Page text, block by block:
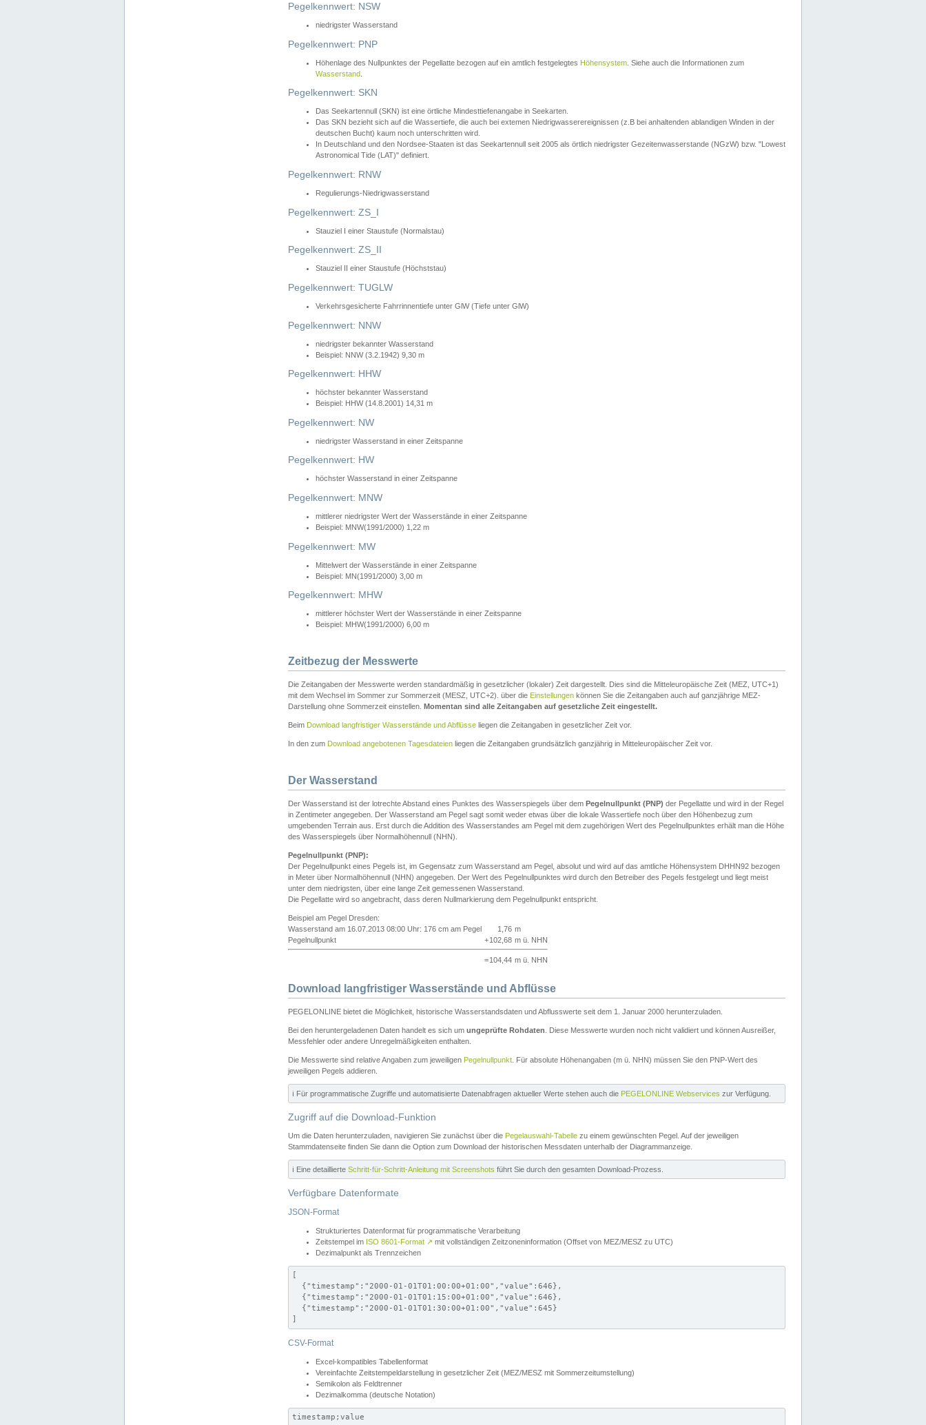
Pegelkennwert: NSW
niedrigster Wasserstand
Pegelkennwert: PNP
Höhenlage des Nullpunktes der Pegellatte bezogen auf ein amtlich festgelegtes Höhensystem . Siehe auch die Informationen zum
Wasserstand
Pegelkennwert: SKN
Das Seekartennull (SKN) ist eine örtliche Mindesttiefenangabe in Seekarten.
Das SKN bezieht sich auf die Wassertiefe, die auch bei extemen Niedrigwasserereignissen (z.B bei anhaltenden ablandigen Winden in der
deutschen Bucht) kaum noch unterschritten wird.
In Deutschland und den Nordsee-Staaten ist das Seekartennull seit 2005 als örtlich niedrigster Gezeitenwasserstande (NGzW) bzw. "Lowest
Astronomical Tide (LAT)" definiert.
Pegelkennwert: RNW
Regulierungs-Niedrigwasserstand
Pegelkennwert: ZS_I
Stauziel I einer Staustufe (Normalstau)
Pegelkennwert: ZS_II
Stauziel II einer Staustufe (Höchststau)
Pegelkennwert: TUGLW
Verkehrsgesicherte Fahrrinnentiefe unter GlW (Tiefe unter GlW)
Pegelkennwert: NNW
niedrigster bekannter Wasserstand
Beispiel: NNW (3.2.1942) 9,30 m
Pegelkennwert: HHW
höchster bekannter Wasserstand
Beispiel: HHW (14.8.2001) 14,31 m
Pegelkennwert: NW
niedrigster Wasserstand in einer Zeitspanne
Pegelkennwert: HW
höchster Wasserstand in einer Zeitspanne
Pegelkennwert: MNW
mittlerer niedrigster Wert der Wasserstände in einer Zeitspanne
Beispiel: MNW(1991/2000) 1,22 m
Pegelkennwert: MW
Mittelwert der Wasserstände in einer Zeitspanne
Beispiel: MN(1991/2000) 3,00 m
Pegelkennwert: MHW
mittlerer höchster Wert der Wasserstände in einer Zeitspanne
Beispiel: MHW(1991/2000) 6,00 m
Zeitbezug der Messwerte
Die Zeitangaben der Messwerte werden standardmäßig in gesetzlicher (lokaler) Zeit dargestellt. Dies sind die Mitteleuropäische Zeit (MEZ, UTC+1)
mit dem Wechsel im Sommer zur Sommerzeit (MESZ, UTC+2). über die Einstellungen können Sie die Zeitangaben auch auf ganzjährige MEZ-
Darstellung ohne Sommerzeit einstellen. Momentan sind alle Zeitangaben auf gesetzliche Zeit eingestellt.
Beim Download langfristiger Wasserstände und Abflüsse liegen die Zeitangaben in gesetzlicher Zeit vor.
In den zum Download angebotenen Tagesdateien liegen die Zeitangaben grundsätzlich ganzjährig in Mitteleuropäischer Zeit vor.
Der Wasserstand
Der Wasserstand ist der lotrechte Abstand eines Punktes des Wasserspiegels über dem Pegelnullpunkt (PNP) der Pegellatte und wird in der Regel
in Zentimeter angegeben. Der Wasserstand am Pegel sagt somit weder etwas über die lokale Wassertiefe noch über den Höhenbezug zum
umgebenden Terrain aus. Erst durch die Addition des Wasserstandes am Pegel mit dem zugehörigen Wert des Pegelnullpunktes erhält man die Höhe
des Wasserspiegels über Normalhöhennull (NHN).
Pegelnullpunkt (PNP):
Der Pegelnullpunkt eines Pegels ist, im Gegensatz zum Wasserstand am Pegel, absolut und wird auf das amtliche Höhensystem DHHN92 bezogen
in Meter über Normalhöhennull (NHN) angegeben. Der Wert des Pegelnullpunktes wird durch den Betreiber des Pegels festgelegt und liegt meist
unter dem niedrigsten, über eine lange Zeit gemessenen Wasserstand.
Die Pegellatte wird so angebracht, dass deren Nullmarkierung dem Pegelnullpunkt entspricht.
Beispiel am Pegel Dresden:
Wasserstand am 16.07.2013 08:00 Uhr: 176 cm am Pegel
1,76 m
Pegelnullpunkt
+102,68 m ü. NHN
=104,44 m ü. NHN
Download langfristiger Wasserstände und Abflüsse
PEGELONLINE bietet die Möglichkeit, historische Wasserstandsdaten und Abflusswerte seit dem 1. Januar 2000 herunterzuladen.
Bei den heruntergeladenen Daten handelt es sich um ungeprüfte Rohdaten . Diese Messwerte wurden noch nicht validiert und können Ausreißer,
Messfehler oder andere Unregelmäßigkeiten enthalten.
Die Messwerte sind relative Angaben zum jeweiligen Pegelnullpunkt . Für absolute Höhenangaben (m ü. NHN) müssen Sie den PNP-Wert des
jeweiligen Pegels addieren.
ℹ️ Für programmatische Zugriffe und automatisierte Datenabfragen aktueller Werte stehen auch die PEGELONLINE Webservices zur Verfügung.
Zugriff auf die Download-Funktion
Um die Daten herunterzuladen, navigieren Sie zunächst über die Pegelauswahl-Tabelle zu einem gewünschten Pegel. Auf der jeweiligen
Stammdatenseite finden Sie dann die Option zum Download der historischen Messdaten unterhalb der Diagrammanzeige.
ℹ️ Eine detaillierte Schritt-für-Schritt-Anleitung mit Screenshots führt Sie durch den gesamten Download-Prozess.
Verfügbare Datenformate
JSON-Format
Strukturiertes Datenformat für programmatische Verarbeitung
Zeitstempel im ISO 8601-Format ↗ mit vollständigen Zeitzoneninformation (Offset von MEZ/MESZ zu UTC)
Dezimalpunkt als Trennzeichen
[
  {"timestamp":"2000-01-01T01:00:00+01:00","value":646},
  {"timestamp":"2000-01-01T01:15:00+01:00","value":646},
  {"timestamp":"2000-01-01T01:30:00+01:00","value":645}
]
CSV-Format
Excel-kompatibles Tabellenformat
Vereinfachte Zeitstempeldarstellung in gesetzlicher Zeit (MEZ/MESZ mit Sommerzeitumstellung)
Semikolon als Feldtrenner
Dezimalkomma (deutsche Notation)
timestamp;value